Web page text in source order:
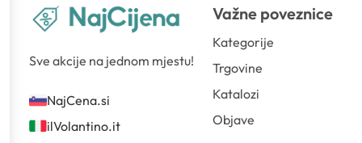
Sve akcije na jednom mjestu!
NajCena.si
ilVolantino.it
Važne poveznice
Kategorije
Trgovine
Katalozi
Objave